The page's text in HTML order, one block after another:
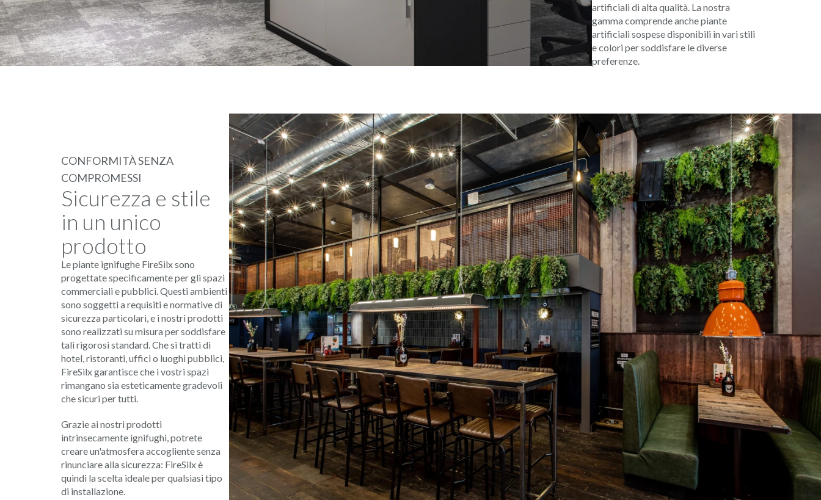
artificiali di alta qualità. La nostra
gamma comprende anche piante
artificiali sospese disponibili in vari stili
e colori per soddisfare le diverse
preferenze.
CONFORMITÀ SENZA
COMPROMESSI
Sicurezza e stile
in un unico
prodotto
Le piante ignifughe FireSilx sono
progettate specificamente per gli spazi
commerciali e pubblici. Questi ambienti
sono soggetti a requisiti e normative di
sicurezza particolari, e i nostri prodotti
sono realizzati su misura per soddisfare
tali rigorosi standard. Che si tratti di
hotel, ristoranti, uffici o luoghi pubblici,
FireSilx garantisce che i vostri spazi
rimangano sia esteticamente gradevoli
che sicuri per tutti.
Grazie ai nostri prodotti
intrinsecamente ignifughi, potrete
creare un'atmosfera accogliente senza
rinunciare alla sicurezza: FireSilx è
quindi la scelta ideale per qualsiasi tipo
di installazione.